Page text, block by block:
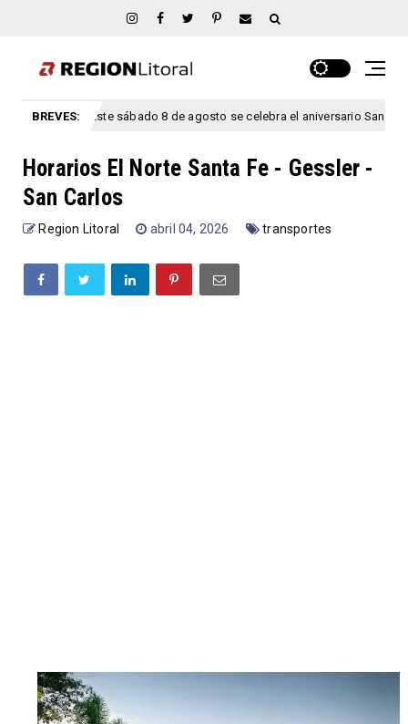
BREVES:
Este sábado 8 de agosto se celebra el aniversario San Marcial,
Horarios El Norte Santa Fe - Gessler -
San Carlos
Region Litoral abril 04, 2026 transportes